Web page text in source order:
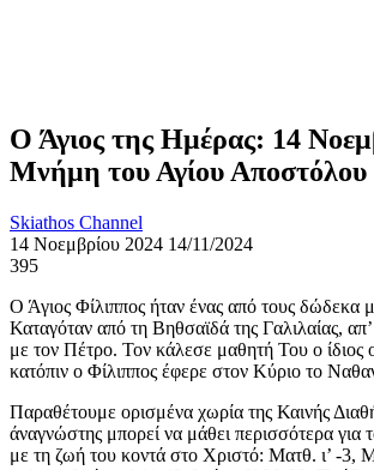
Ο Άγιος της Ημέρας: 14
Μνήμη του Αγίου Αποστόλου
Skiathos Channel
14 Νοεμβρίου 2024 14/11/2024
395
Ο Άγιος Φίλιππος ήταν ένας από τους δώδεκα
Καταγόταν από τη Βηθσαϊδά της Γαλιλαίας,
με τον Πέτρο. Τον κάλεσε μαθητή Του ο ίδιος
κατόπιν ο Φίλιππος έφερε στον Κύριο το
Παραθέτουμε ορισμένα χωρία της Καινής
άναγνώστης μπορεί να μάθει περισσότερα για
με τη ζωή του κοντά στο Χριστό: Ματθ. ι’ -3,